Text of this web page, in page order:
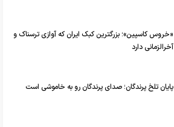
«خروس کاسپین»؛ بزرگترین کبک ایران که آوازی ترسناک و
آخرالزمانی دارد
پایان تلخ پرندگان؛ صدای پرندگان رو به خاموشی است